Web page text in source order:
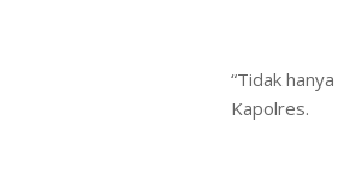
“Tidak
Kapolres.